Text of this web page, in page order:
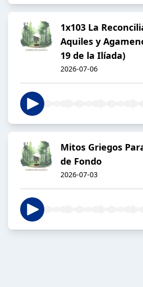
1x103 La
Aquiles y
19 de la Ilíada)
2026-07-06
Mitos Griegos
de Fondo
2026-07-03